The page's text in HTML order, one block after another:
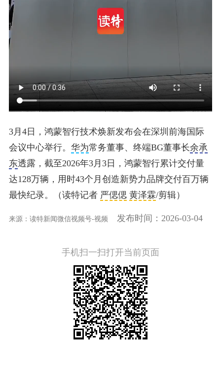
3月4日，鸿蒙智行技术焕新发布会在深圳前海国际
会议中心举行。 华为常务董事、终端BG董事长余承
东透露，截至2026年3月3日，鸿蒙智行累计交付量
达128万辆，用时43个月创造新势力品牌交付百万辆
最快纪录。（读特记者 严偲偲 黄泽霖/剪辑）
来源：读特新闻微信视频号-视频 发布时间：2026-03-04
手机扫一扫打开当前页面